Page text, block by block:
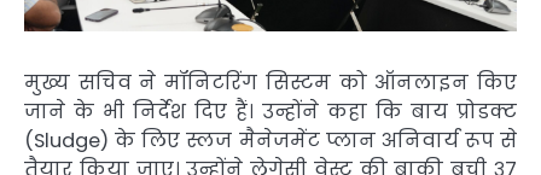
मुख्य सचिव ने मॉनिटरिंग सिस्टम को ऑनलाइन किए
जाने के भी निर्देश दिए हैं। उन्होंने कहा कि बाय प्रोडक्ट
(Sludge) के लिए स्लज मैनेजमेंट प्लान अनिवार्य रूप से